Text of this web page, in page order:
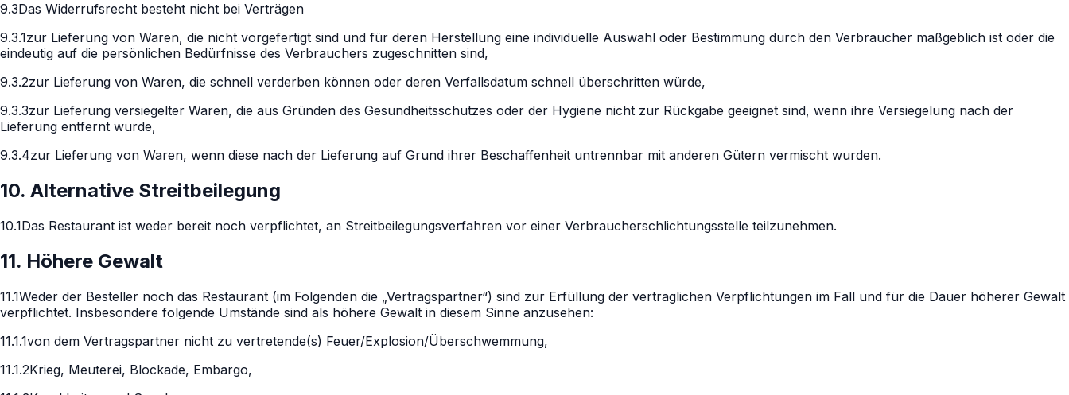
9.3Das Widerrufsrecht besteht nicht bei Verträgen
9.3.1zur Lieferung von Waren, die nicht vorgefertigt sind und für deren Herstellung eine individuelle Auswahl oder Bestimmung durch den Verbraucher maßgeblich ist oder die
eindeutig auf die persönlichen Bedürfnisse des Verbrauchers zugeschnitten sind,
9.3.2zur Lieferung von Waren, die schnell verderben können oder deren Verfallsdatum schnell überschritten würde,
9.3.3zur Lieferung versiegelter Waren, die aus Gründen des Gesundheitsschutzes oder der Hygiene nicht zur Rückgabe geeignet sind, wenn ihre Versiegelung nach der
Lieferung entfernt wurde,
9.3.4zur Lieferung von Waren, wenn diese nach der Lieferung auf Grund ihrer Beschaffenheit untrennbar mit anderen Gütern vermischt wurden.
10. Alternative Streitbeilegung
10.1Das Restaurant ist weder bereit noch verpflichtet, an Streitbeilegungsverfahren vor einer Verbraucherschlichtungsstelle teilzunehmen.
11. Höhere Gewalt
11.1Weder der Besteller noch das Restaurant (im Folgenden die „Vertragspartner“) sind zur Erfüllung der vertraglichen Verpflichtungen im Fall und für die Dauer höherer Gewalt
verpflichtet. Insbesondere folgende Umstände sind als höhere Gewalt in diesem Sinne anzusehen:
11.1.1von dem Vertragspartner nicht zu vertretende(s) Feuer/Explosion/Überschwemmung,
11.1.2Krieg, Meuterei, Blockade, Embargo,